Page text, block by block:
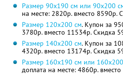
Размер 90х190 cм или 90х200
на месте: 2820р. вместо 8590р.
Размер 120х200 см. Купон за
3780р. вместо 11534р.Скидка
Размер 140х200 см. Купон за
4320р. вместо 13174р.Скидка
Размер 160х190 cм или
доплата на месте: 4860р.